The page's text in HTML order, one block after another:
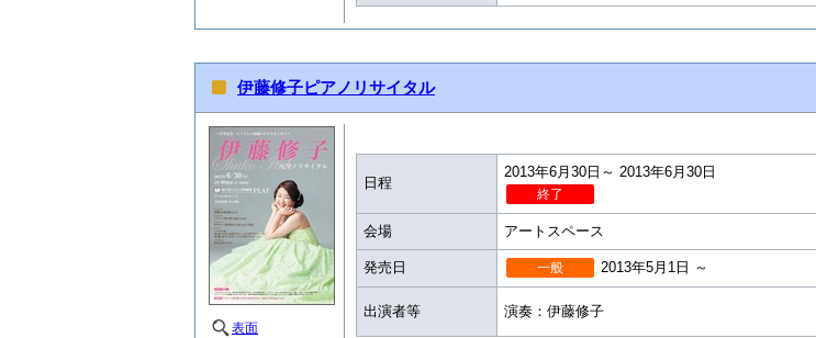
伊藤修子ピアノリサイタル
表面
日程
2013年6月30日～ 2013年6月30日
終了
会場 アートスペース
発売日 一般 2013年5月1日 ～
出演者等 演奏：伊藤修子